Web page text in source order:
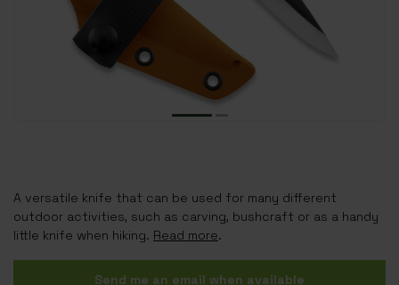
A versatile knife that can be used for many different
outdoor activities, such as carving, bushcraft or as a handy
little knife when hiking. Read more.
Send me an email when available